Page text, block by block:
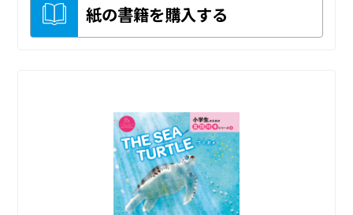
紙の書籍を購入する